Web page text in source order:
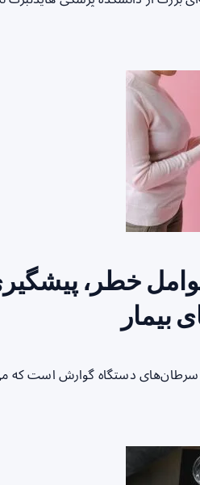
خطر،
بیمار
سرطان‌های دستگاه گوارش است